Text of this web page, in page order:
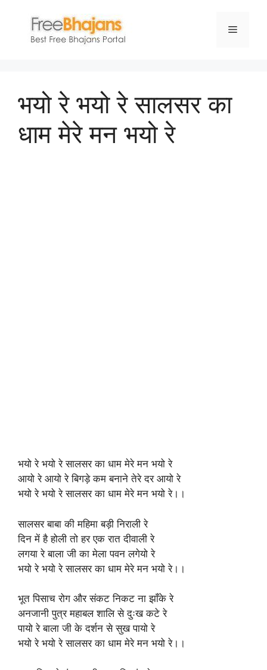
content
Menu
भयो रे भयो रे सालसर का
धाम मेरे मन भयो रे
भयो रे भयो रे सालसर का धाम मेरे मन भयो रे
आयो रे आयो रे बिगड़े कम बनाने तेरे दर आयो रे
भयो रे भयो रे सालसर का धाम मेरे मन भयो रे।।
सालसर बाबा की महिमा बड़ी निराली रे
दिन में है होली तो हर एक रात दीवाली रे
लगया रे बाला जी का मेला पवन लगेयो रे
भयो रे भयो रे सालसर का धाम मेरे मन भयो रे।।
भूत पिसाच रोग और संकट निकट ना झाँके रे
अनजानी पुत्र महाबल शालि से दुःख कटे रे
पायो रे बाला जी के दर्शन से सुख पायो रे
भयो रे भयो रे सालसर का धाम मेरे मन भयो रे।।